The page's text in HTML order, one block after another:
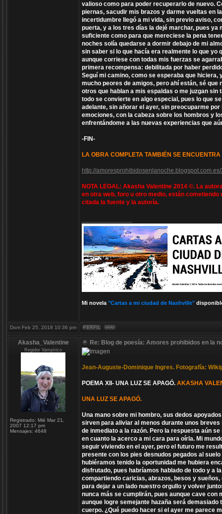
valioso como para poder recuperarlo de nuevo.
piernas, sacudir mis brazos y darme vueltas en
incertidumbre llegó a mi vida, sin previo aviso,
puerta, y a los tres días la dejé marchar, pues
suficiente como para que mereciese la pena
noches solía quedarse a dormir debajo de mi
sin saber si lo que hacía era realmente lo que yo
aunque corriese con todas mis fuerzas se
primera recompensa: debilitada por haber
Seguí mi camino, como se esperaba que
mucho peores de amigos, pero ahí están, sé
otros que hablan a mis espaldas o me juzgan
todo se convierte en algo especial, pues lo que
adelante, sin añorar el ayer, sin preocuparme
emociones, con la cabeza sobre los hombros y
enfrentándome a las nuevas experiencias que
-FIN-
LA OBRA COMPLETA TAMBIÉN SE
http://
NOTA LEGAL: Akasha Valentine 2014 ©. La
en otra web, foro u otro medio, están
citada la fuente y la autoría.
Mi novela "Cartas a mi ciudad de Nashville"
Dom Feb 25, 2018 10:36 pm
Akasha_Valentine
Regidor Vampírico
Registrado: Mié Mar 21,
2007 12:17 pm
Mensajes: 4648
Re: Blog de poesía: Amores prohibidos en la
Jean-Auguste-Dominique Ingres. Fotografía:
POEMA XII- UNA LUZ SE APAGÓ. AKASHA
UNA LUZ SE APAGÓ.
Una mano sobre mi hombro, sus dedos
sirven para aliviar al menos durante unos
de inmediato a la razón. Pero la respuesta aún
en cuanto la acerco a mi cara para oírla. Mi
seguir viviendo en el ayer, pero el futuro me
presente con los pies desnudos pegados al
hubiéramos tenido la oportunidad me hubiera
disfrutado, pues habríamos hablado de todo y a
compartiendo caricias, abrazos, besos y
para dejar a un lado nuestro orgullo y volver
nunca más se cumplirán, pues aunque cave con
aunque logre semejante hazaña será
cuerpo. ¿Qué puedo hacer si el ayer me parece